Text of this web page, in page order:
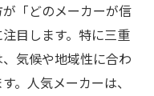
「どのメーカーが信
目します。特に三重
気候や地域性に合わ
。人気メーカーは、